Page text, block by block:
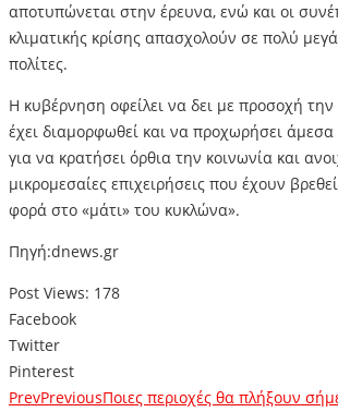
αποτυπώνεται στην έρευνα, ενώ και οι
κλιματικής κρίσης απασχολούν σε πολύ
πολίτες.
Η κυβέρνηση οφείλει να δει με προσοχή
έχει διαμορφωθεί και να προχωρήσει
για να κρατήσει όρθια την κοινωνία και
μικρομεσαίες επιχειρήσεις που έχουν
φορά στο «μάτι» του κυκλώνα».
Πηγή:dnews.gr
Post Views: 178
Facebook
Twitter
Pinterest
PrevPreviousΠοιες περιοχές θα πλήξουν